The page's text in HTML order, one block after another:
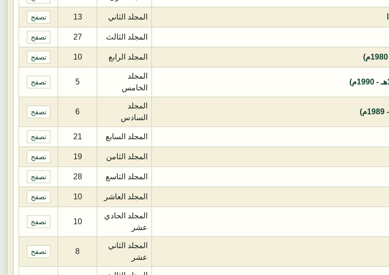
المجلد الثاني 13 تصفح
المجلد الثالث 27 تصفح
المجلد الرابع 10 تصفح
المجلد
الخامس
5 تصفح
المجلد
السادس
6 تصفح
المجلد السابع 21 تصفح
المجلد الثامن 19 تصفح
المجلد التاسع 28 تصفح
المجلد العاشر 10 تصفح
المجلد الحادي
عشر
10 تصفح
المجلد الثاني
عشر
8 تصفح